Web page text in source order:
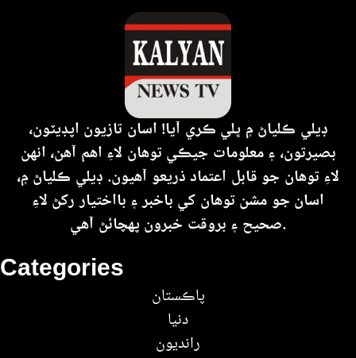
Categories
پاڪستان
دنيا
رانديون
ڊيلي ڪلياڻ ۾ ڀلي ڪري آيا! اسان تازيون اپڊيٽون،
بصيرتون، ۽ معلومات جيڪي توهان لاءِ اهم آهن، انهن
لاءِ توهان جو قابل اعتماد ذريعو آهيون. ڊيلي ڪلياڻ ۾،
اسان جو مشن توهان کي باخبر ۽ بااختيار رکڻ لاءِ
صحيح ۽ بروقت خبرون پهچائڻ آهي.